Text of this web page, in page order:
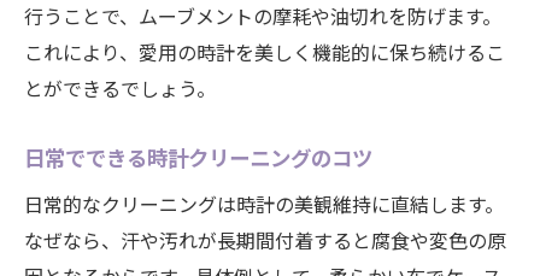
行うことで、ムーブメントの摩耗や油切れを防げます。
これにより、愛用の時計を美しく機能的に保ち続けるこ
とができるでしょう。
日常でできる時計クリーニングのコツ
日常的なクリーニングは時計の美観維持に直結します。
なぜなら、汗や汚れが長期間付着すると腐食や変色の原